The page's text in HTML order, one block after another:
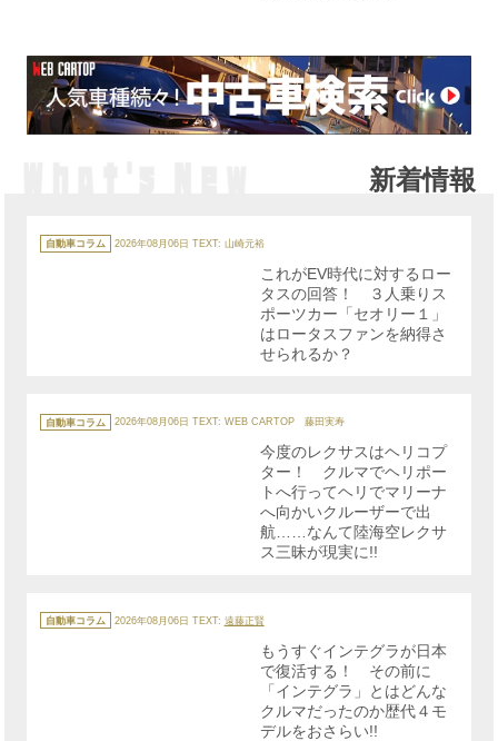
新着情報
カ
テ
ゴ
自動車コラム 2026年08月06日 TEXT: 山崎元裕
これがEV時代に対するロー
タスの回答！ ３人乗りス
ポーツカー「セオリー１」
はロータスファンを納得さ
せられるか？
テ
ゴ
自動車コラム 2026年08月06日 TEXT: WEB CARTOP 藤田実寿
今度のレクサスはヘリコプ
ター！ クルマでヘリポー
トへ行ってヘリでマリーナ
へ向かいクルーザーで出
航……なんて陸海空レクサ
ス三昧が現実に!!
テ
ゴ
自動車コラム 2026年08月06日 TEXT: 遠藤正賢
もうすぐインテグラが日本
で復活する！ その前に
「インテグラ」とはどんな
クルマだったのか歴代４モ
デルをおさらい!!